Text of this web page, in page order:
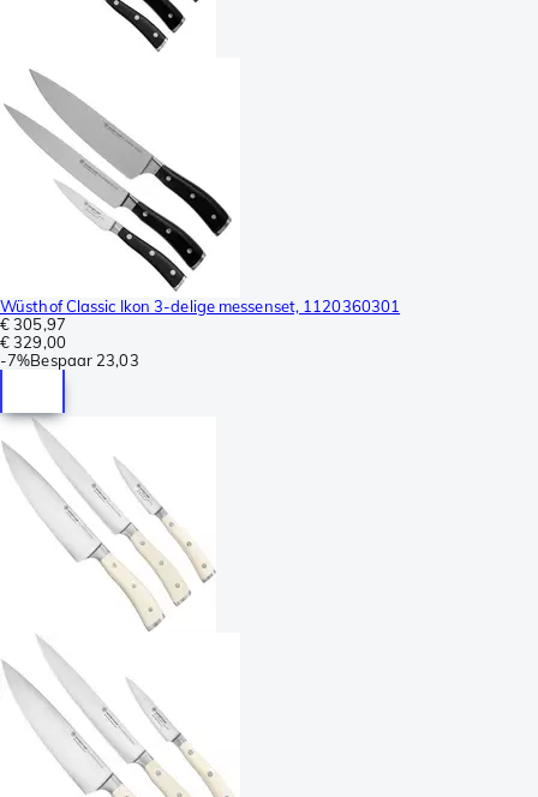
Wüsthof Classic Ikon 3-delige messenset, 1120360301
€ 305,97
€ 329,00
-7%Bespaar 23,03